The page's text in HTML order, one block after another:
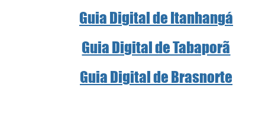
Guia Digital de Itanhangá
Guia Digital de Tabaporã
Guia Digital de Brasnorte